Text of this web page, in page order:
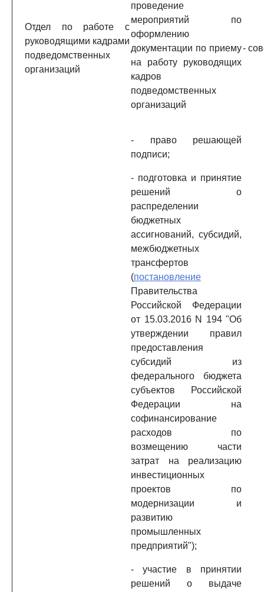
Отдел по работе с
руководящими кадрами
подведомственных
организаций
проведение
мероприятий по
оформлению
документации по приему
на работу руководящих
кадров
подведомственных
организаций
-
- право решающей
подписи;
- подготовка и принятие
решений о
распределении
бюджетных
ассигнований, субсидий,
межбюджетных
трансфертов
(постановление
Правительства
Российской Федерации
от 15.03.2016 N 194 "Об
утверждении правил
предоставления
субсидий из
федерального бюджета
субъектов Российской
Федерации на
софинансирование
расходов по
возмещению части
затрат на реализацию
инвестиционных
проектов по
модернизации и
развитию
промышленных
предприятий");
- участие в принятии
решений о выдаче